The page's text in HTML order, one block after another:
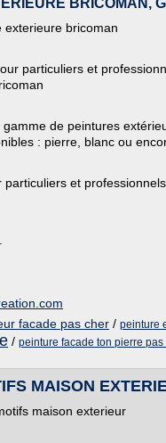
BRICOMAN,
exterieure bricoman
particuliers et
de peintures
: pierre, blanc ou
et
facade pas cher / peinture
/ peinture facade ton pierre pas
MAISON
maison exterieur